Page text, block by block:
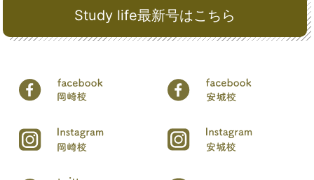
Study life最新号はこちら